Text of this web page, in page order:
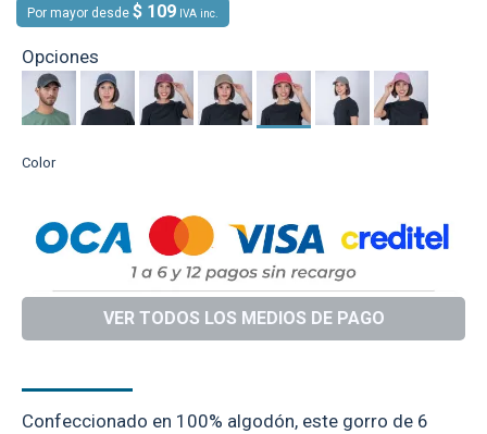
Por mayor desde $ 109 IVA inc.
Opciones
Color
VER TODOS LOS MEDIOS DE PAGO
Confeccionado en 100% algodón, este gorro de 6